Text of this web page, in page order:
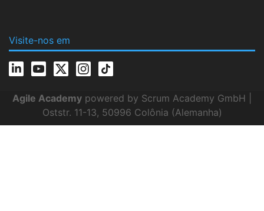
Visite-nos em
Agile Academy powered by Scrum Academy GmbH |
Oststr. 11-13, 50996 Colônia (Alemanha)